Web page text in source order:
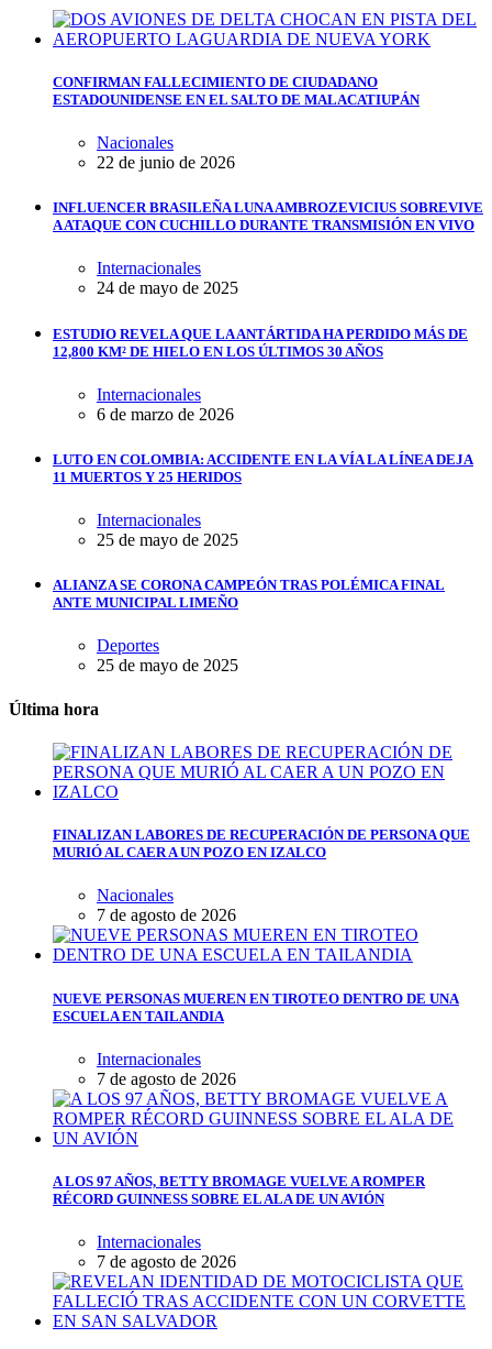
CONFIRMAN FALLECIMIENTO DE CIUDADANO
ESTADOUNIDENSE EN EL SALTO DE MALACATIUPÁN
Nacionales
22 de junio de 2026
INFLUENCER BRASILEÑA LUNA AMBROZEVICIUS SOBREVIVE
A ATAQUE CON CUCHILLO DURANTE TRANSMISIÓN EN VIVO
Internacionales
24 de mayo de 2025
ESTUDIO REVELA QUE LA ANTÁRTIDA HA PERDIDO MÁS DE
12,800 KM² DE HIELO EN LOS ÚLTIMOS 30 AÑOS
Internacionales
6 de marzo de 2026
LUTO EN COLOMBIA: ACCIDENTE EN LA VÍA LA LÍNEA DEJA
11 MUERTOS Y 25 HERIDOS
Internacionales
25 de mayo de 2025
ALIANZA SE CORONA CAMPEÓN TRAS POLÉMICA FINAL
ANTE MUNICIPAL LIMEÑO
Deportes
25 de mayo de 2025
Última hora
FINALIZAN LABORES DE RECUPERACIÓN DE PERSONA QUE
MURIÓ AL CAER A UN POZO EN IZALCO
Nacionales
7 de agosto de 2026
NUEVE PERSONAS MUEREN EN TIROTEO DENTRO DE UNA
ESCUELA EN TAILANDIA
Internacionales
7 de agosto de 2026
A LOS 97 AÑOS, BETTY BROMAGE VUELVE A ROMPER
RÉCORD GUINNESS SOBRE EL ALA DE UN AVIÓN
Internacionales
7 de agosto de 2026